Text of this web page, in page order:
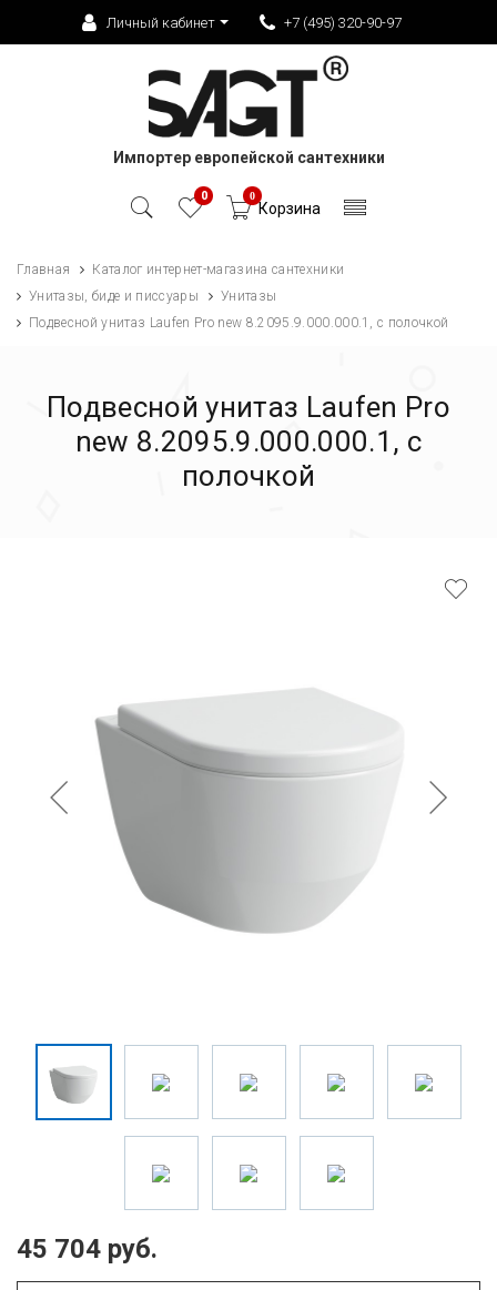
Личный кабинет +7 (495) 320-90-97
Импортер европейской сантехники
0 0
Корзина
Главная
Каталог интернет-магазина сантехники
Унитазы, биде и писсуары
Унитазы
Подвесной унитаз Laufen Pro new 8.2095.9.000.000.1, с полочкой
Подвесной унитаз Laufen Pro
new 8.2095.9.000.000.1, с
полочкой
45 704 руб.